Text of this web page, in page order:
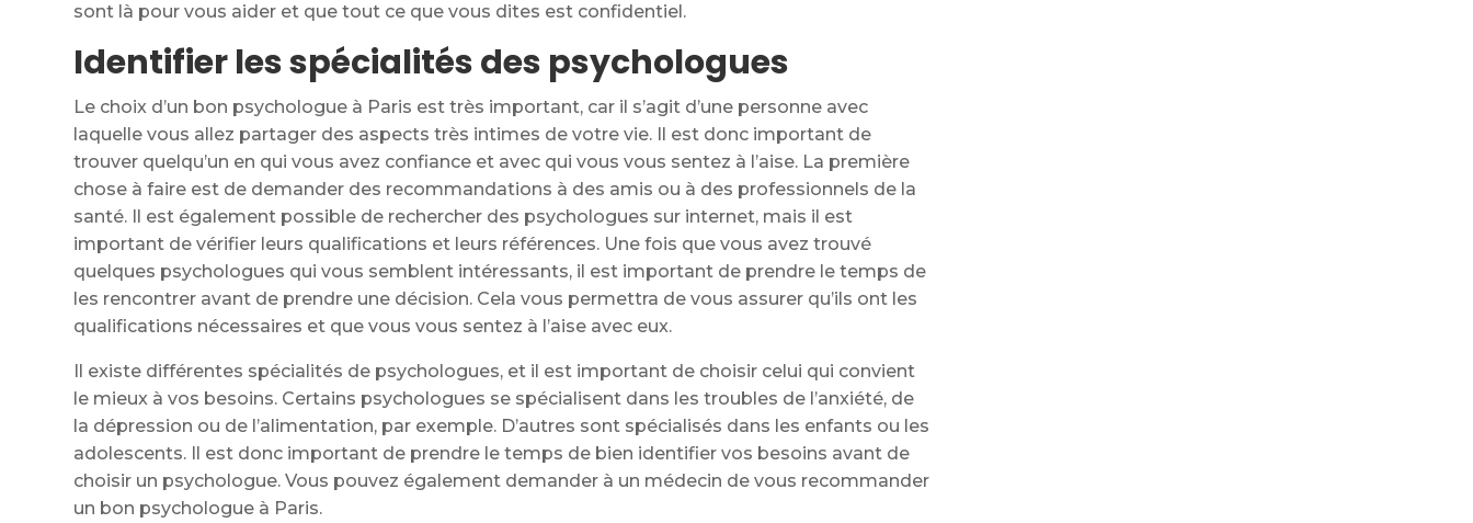
sont là pour vous aider et que tout ce que vous dites est confidentiel.
Identifier les spécialités des psychologues
Le choix d’un bon psychologue à Paris est très important, car il s’agit d’une personne avec
laquelle vous allez partager des aspects très intimes de votre vie. Il est donc important de
trouver quelqu’un en qui vous avez confiance et avec qui vous vous sentez à l’aise. La première
chose à faire est de demander des recommandations à des amis ou à des professionnels de la
santé. Il est également possible de rechercher des psychologues sur internet, mais il est
important de vérifier leurs qualifications et leurs références. Une fois que vous avez trouvé
quelques psychologues qui vous semblent intéressants, il est important de prendre le temps de
les rencontrer avant de prendre une décision. Cela vous permettra de vous assurer qu’ils ont les
qualifications nécessaires et que vous vous sentez à l’aise avec eux.
Il existe différentes spécialités de psychologues, et il est important de choisir celui qui convient
le mieux à vos besoins. Certains psychologues se spécialisent dans les troubles de l’anxiété, de
la dépression ou de l’alimentation, par exemple. D’autres sont spécialisés dans les enfants ou les
adolescents. Il est donc important de prendre le temps de bien identifier vos besoins avant de
choisir un psychologue. Vous pouvez également demander à un médecin de vous recommander
un bon psychologue à Paris.